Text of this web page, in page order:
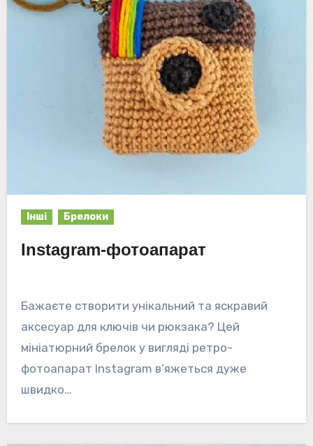
Інші Брелоки
Instagram-фотоапарат
Бажаєте створити унікальний та яскравий
аксесуар для ключів чи рюкзака? Цей
мініатюрний брелок у вигляді ретро-
фотоапарат Instagram в’яжеться дуже
швидко…